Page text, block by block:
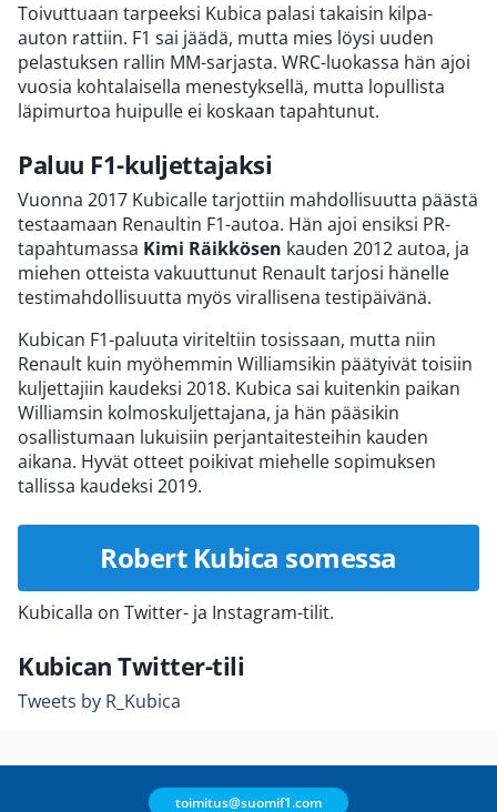
Toivuttuaan tarpeeksi Kubica palasi takaisin kilpa-
auton rattiin. F1 sai jäädä, mutta mies löysi uuden
pelastuksen rallin MM-sarjasta. WRC-luokassa hän ajoi
vuosia kohtalaisella menestyksellä, mutta lopullista
läpimurtoa huipulle ei koskaan tapahtunut.
Paluu F1-kuljettajaksi
Vuonna 2017 Kubicalle tarjottiin mahdollisuutta päästä
testaamaan Renaultin F1-autoa. Hän ajoi ensiksi PR-
tapahtumassa Kimi Räikkösen kauden 2012 autoa, ja
miehen otteista vakuuttunut Renault tarjosi hänelle
testimahdollisuutta myös virallisena testipäivänä.
Kubican F1-paluuta viriteltiin tosissaan, mutta niin
Renault kuin myöhemmin Williamsikin päätyivät toisiin
kuljettajiin kaudeksi 2018. Kubica sai kuitenkin paikan
Williamsin kolmoskuljettajana, ja hän pääsikin
osallistumaan lukuisiin perjantaitesteihin kauden
aikana. Hyvät otteet poikivat miehelle sopimuksen
tallissa kaudeksi 2019.
Robert Kubica somessa
Kubicalla on Twitter- ja Instagram-tilit.
Kubican Twitter-tili
Tweets by R_Kubica
toimitus@suomif1.com